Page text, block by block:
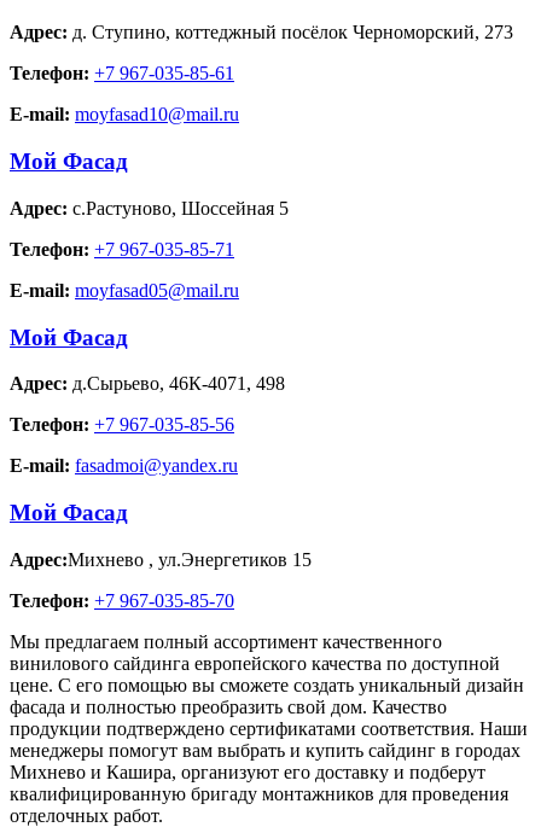
Адрес: д. Ступино, коттеджный посёлок Черноморский, 273
Телефон: +7 967-035-85-61
E-mail: moyfasad10@mail.ru
Мой Фасад
Адрес: с.Растуново, Шоссейная 5
Телефон: +7 967-035-85-71
E-mail: moyfasad05@mail.ru
Мой Фасад
Адрес: д.Сырьево, 46К-4071, 498
Телефон: +7 967-035-85-56
E-mail: fasadmoi@yandex.ru
Мой Фасад
Адрес:Михнево , ул.Энергетиков 15
Телефон: +7 967-035-85-70
Мы предлагаем полный ассортимент качественного
винилового сайдинга европейского качества по доступной
цене. С его помощью вы сможете создать уникальный дизайн
фасада и полностью преобразить свой дом. Качество
продукции подтверждено сертификатами соответствия. Наши
менеджеры помогут вам выбрать и купить сайдинг в городах
Михнево и Кашира, организуют его доставку и подберут
квалифицированную бригаду монтажников для проведения
отделочных работ.